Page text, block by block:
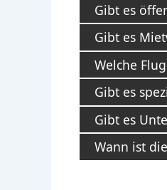
Gibt es
Gibt es
Welche
Gibt es
Gibt es
Wann ist